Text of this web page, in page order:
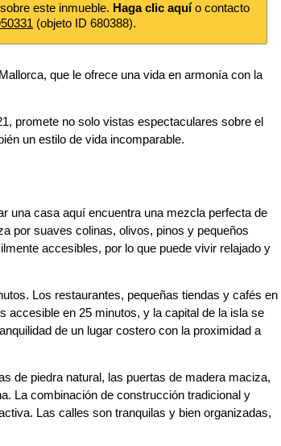
este inmueble. Haga clic aquío contacto
(objeto ID 680388).
que le ofrece una vida en armonía con la
promete no solo vistas espectaculares sobre el
un estilo de vida incomparable.
una casa aquí encuentra una mezcla perfecta de
por suaves colinas, olivos, pinos y pequeños
accesibles, por lo que puede vivir relajado y
Los restaurantes, pequeñas tiendas y cafés en
accesible en 25 minutos, y la capital de la isla se
de un lugar costero con la proximidad a
de piedra natural, las puertas de madera maciza,
La combinación de construcción tradicional y
Las calles son tranquilas y bien organizadas,